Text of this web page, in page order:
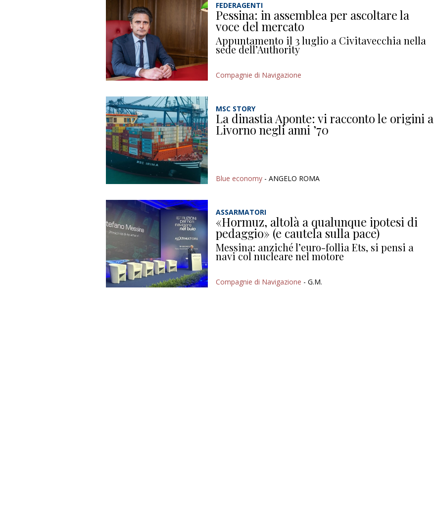
FEDERAGENTI
Pessina: in assemblea per ascoltare la
voce del mercato
Appuntamento il 3 luglio a Civitavecchia nella
sede dell’Authority
Compagnie di Navigazione
MSC STORY
La dinastia Aponte: vi racconto le origini a
Livorno negli anni ’70
Blue economy - ANGELO ROMA
ASSARMATORI
«Hormuz, altolà a qualunque ipotesi di
pedaggio» (e cautela sulla pace)
Messina: anziché l’euro-follia Ets, si pensi a
navi col nucleare nel motore
Compagnie di Navigazione - G.M.